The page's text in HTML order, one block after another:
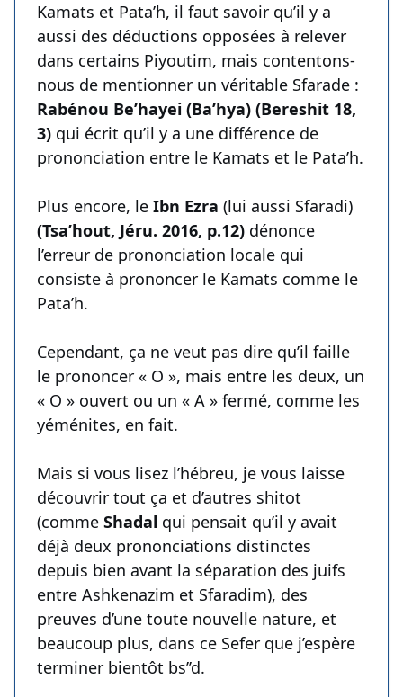
Kamats et Pata’h, il faut savoir qu’il y a
aussi des déductions opposées à relever
dans certains Piyoutim, mais contentons-
nous de mentionner un véritable Sfarade :
Rabénou Be’hayei (Ba’hya) (Bereshit 18,
3) qui écrit qu’il y a une différence de
prononciation entre le Kamats et le Pata’h.
Plus encore, le Ibn Ezra (lui aussi Sfaradi)
(Tsa’hout, Jéru. 2016, p.12) dénonce
l’erreur de prononciation locale qui
consiste à prononcer le Kamats comme le
Pata’h.
Cependant, ça ne veut pas dire qu’il faille
le prononcer « O », mais entre les deux, un
« O » ouvert ou un « A » fermé, comme les
yéménites, en fait.
Mais si vous lisez l’hébreu, je vous laisse
découvrir tout ça et d’autres shitot
(comme Shadal qui pensait qu’il y avait
déjà deux prononciations distinctes
depuis bien avant la séparation des juifs
entre Ashkenazim et Sfaradim), des
preuves d’une toute nouvelle nature, et
beaucoup plus, dans ce Sefer que j’espère
terminer bientôt bs’’d.